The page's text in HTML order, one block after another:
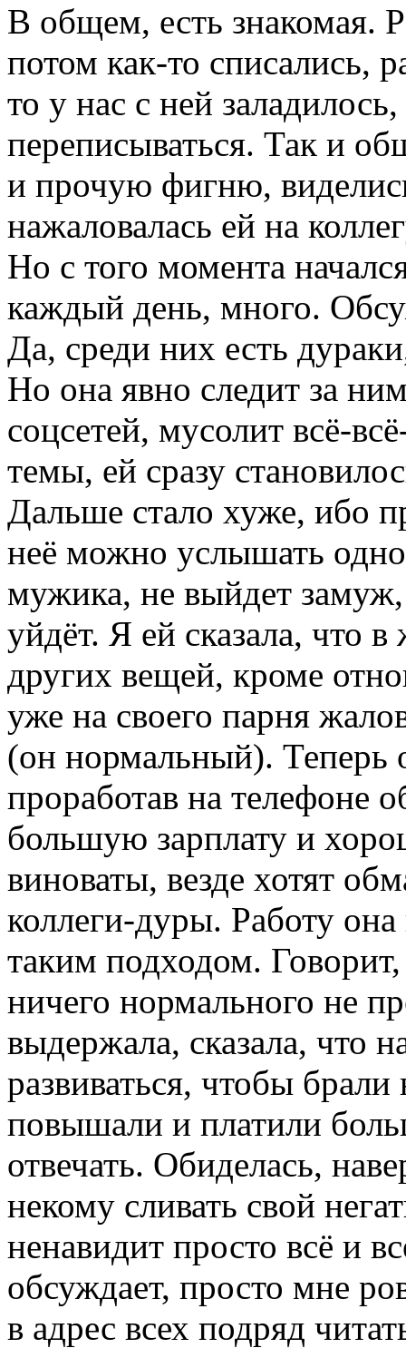
В общем, есть знакомая.
потом как-то списались,
то у нас с ней
переписываться. Так и
и прочую фигню,
нажаловалась ей на
Но с того момента
каждый день, много.
Да, среди них есть
Но она явно следит за
соцсетей, мусолит всё-
темы, ей сразу
Дальше стало хуже, ибо
неё можно услышать
мужика, не выйдет
уйдёт. Я ей сказала, что
других вещей, кроме
уже на своего парня
(он нормальный). Теперь
проработав на телефоне
большую зарплату и
виноваты, везде хотят
коллеги-дуры. Работу
таким подходом.
ничего нормального не
выдержала, сказала, что
развиваться, чтобы
повышали и платили
отвечать. Обиделась,
некому сливать свой
ненавидит просто всё и
обсуждает, просто мне
в адрес всех подряд